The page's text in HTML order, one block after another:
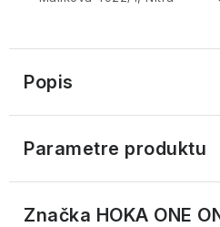
Popis
Parametre produktu
Značka HOKA ONE